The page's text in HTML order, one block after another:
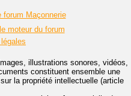
forum Maçonnerie
moteur du forum
illustrations sonores, vidéos,
constituent ensemble une
la propriété intellectuelle (article